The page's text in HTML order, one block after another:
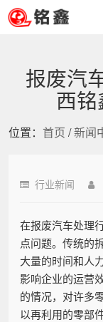
报废汽
西铭
位置： 首页 /新闻
行业新闻
在报废汽车处理
点问题。传统的
大量的时间和人
影响企业的运营
的情况，对许多
以再利用的零部